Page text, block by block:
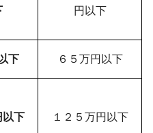
円以下
下 ６５万円以下
以下 １２５万円以下